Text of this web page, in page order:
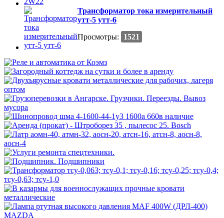
Трансформатор тока измерительный
утт-5 утт-6
Просмотры:
1521